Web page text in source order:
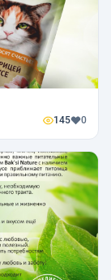
145 0